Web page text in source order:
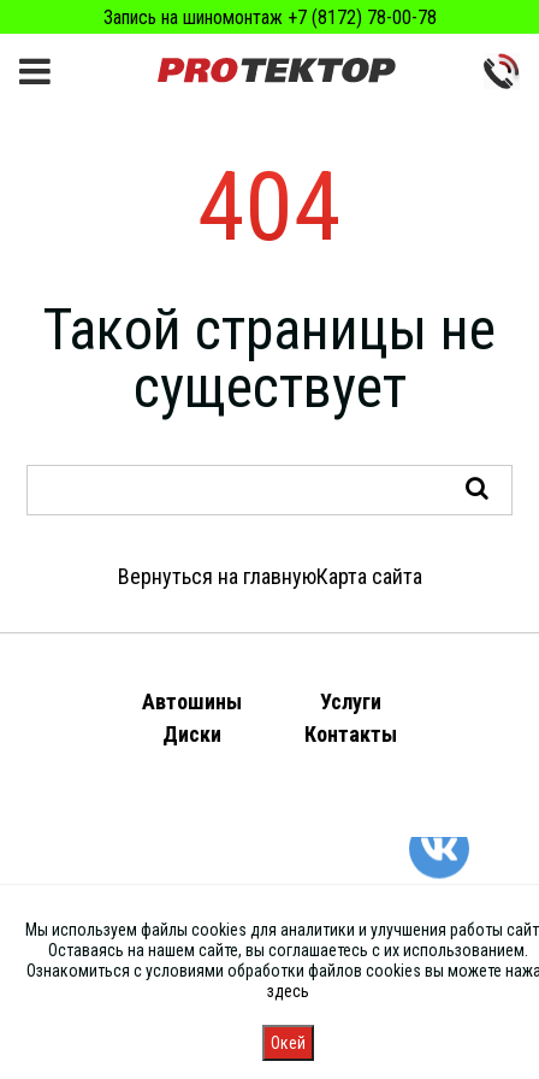
Запись на шиномонтаж +7 (8172) 78-00-78
404
Такой страницы не
существует
Вернуться на главнуюКарта сайта
Автошины
Диски
Услуги
Контакты
Запись
Мы используем файлы cookies для аналитики и улучшения работы
Оставаясь на нашем сайте, вы соглашаетесь с их использованием.
Ознакомиться с условиями обработки файлов cookies вы можете
здесь
Окей